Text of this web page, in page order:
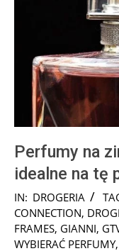
Perfumy na
idealne na tę
2024-
11-
25
IN: DROGERIA
CONNECTION,
FRAMES, GIANNI,
WYBIERAĆ PERFUMY,